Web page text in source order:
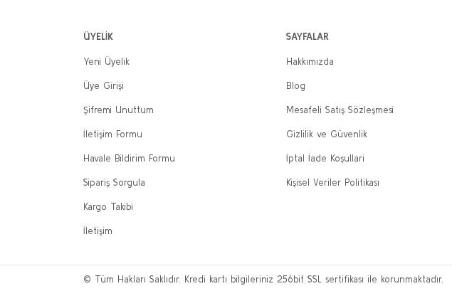
ÜYELİK
Yeni Üyelik
Üye Girişi
Şifremi Unuttum
İletişim Formu
Havale Bildirim Formu
Sipariş Sorgula
Kargo Takibi
İletişim
SAYFALAR
Hakkımızda
Blog
Mesafeli Satış Sözleşmesi
Gizlilik ve Güvenlik
İptal İade Koşullari
Kişisel Veriler Politikası
© Tüm Hakları Saklıdır. Kredi kartı bilgileriniz 256bit SSL sertifikası ile korunmaktadır.